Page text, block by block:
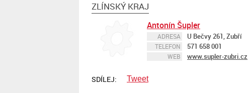
ZLÍNSKÝ KRAJ
Antonín Šupler
ADRESA U Bečvy 261, Zubří
TELEFON 571 658 001
WEB www.supler-zubri.cz
SDÍLEJ: Tweet